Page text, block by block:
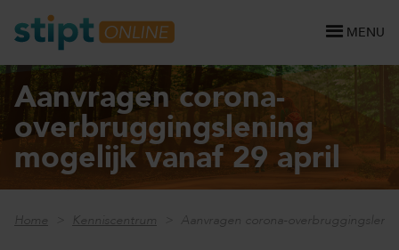
MENU
Aanvragen corona-
overbruggingslening
mogelijk vanaf 29 april
Home Kenniscentrum Aanvragen corona-